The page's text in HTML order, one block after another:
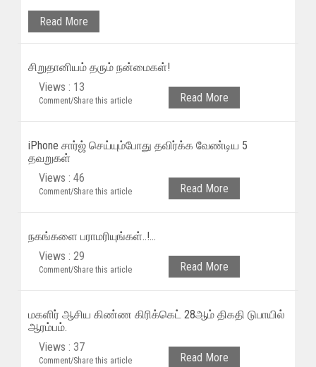
Read More
சிறுதானியம் தரும் நன்மைகள்!
Views : 13
Comment/Share this article Read More
iPhone சார்ஜ் செய்யும்போது தவிர்க்க வேண்டிய 5
தவறுகள்
Views : 46
Comment/Share this article Read More
நகங்களை பராமரியுங்கள்..!...
Views : 29
Comment/Share this article Read More
மகளிர் ஆசிய கிண்ண கிரிக்கெட் 28ஆம் திகதி டுபாயில்
ஆரம்பம்.
Views : 37
Comment/Share this article Read More